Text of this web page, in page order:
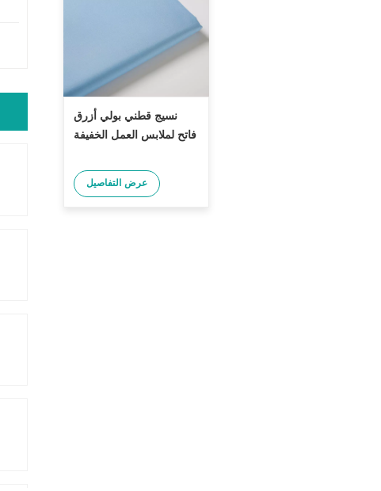
نسيج قطني بولي أزرق
فاتح لملابس العمل الخفيفة
عرض التفاصيل